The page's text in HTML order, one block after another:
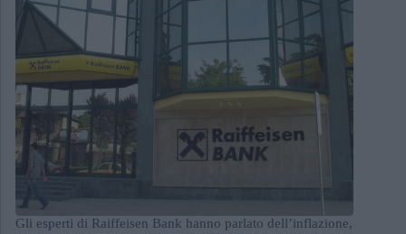
Gli esperti di Raiffeisen Bank hanno parlato dell’inflazione,